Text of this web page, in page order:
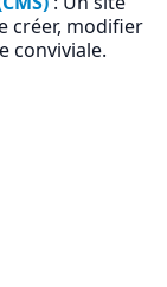
créer, modifier
conviviale.